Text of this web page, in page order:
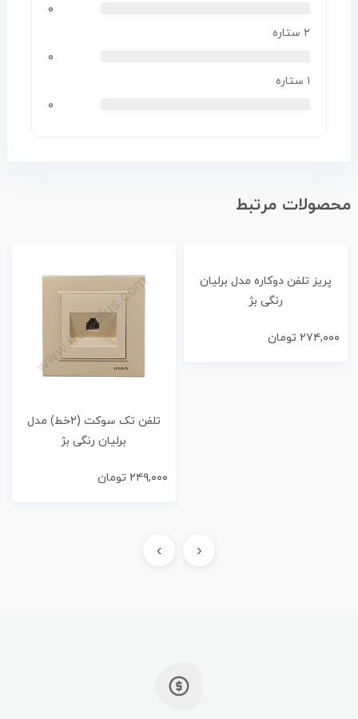
۰
۲ ستاره
۰
۱ ستاره
۰
محصولات مرتبط
پریز تلفن دوکاره مدل برلیان
رنگی بژ
۲۷۴,۰۰۰ تومان
تلفن تک سوکت (۲خط) مدل
برلیان رنگی بژ
۲۴۹,۰۰۰ تومان
‹
›